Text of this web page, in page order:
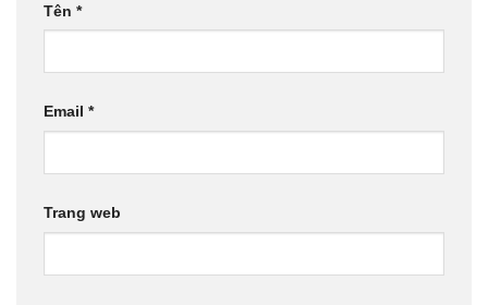
Tên *
Email *
Trang web